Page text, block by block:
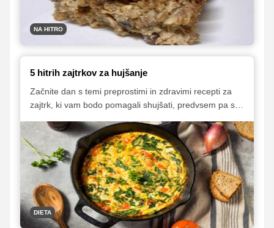
jutranji naglici navadno vedno primanjkuje.
NA HITRO
5 hitrih zajtrkov za hujšanje
Začnite dan s temi preprostimi in zdravimi recepti za
zajtrk, ki vam bodo pomagali shujšati, predvsem pa se
DIETA